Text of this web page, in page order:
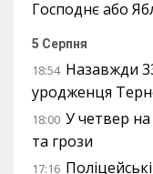
Господнє або
5 Серпня
18:54 Назавжди
уродженця
18:00 У четвер
та грози
17:16